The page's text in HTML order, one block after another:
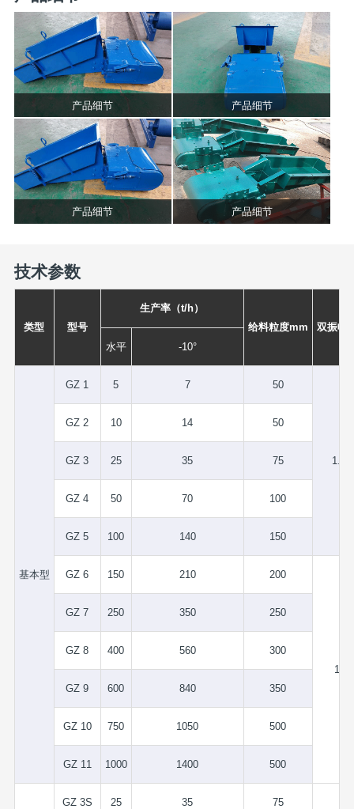
产品细节 产品细节
产品细节 产品细节
技术参数
类型 型号
生产率（t/h）
给料粒度mm
双振幅
水平
-10°
基本型
GZ 1 5 7 50
1.75
GZ 2 10 14 50
GZ 3 25 35 75
GZ 4 50 70 100
GZ 5 100 140 150
GZ 6 150 210 200
1.5
GZ 7 250 350 250
GZ 8 400 560 300
GZ 9 600 840 350
GZ 10 750 1050 500
GZ 11 1000 1400 500
GZ 3S 25 35 75